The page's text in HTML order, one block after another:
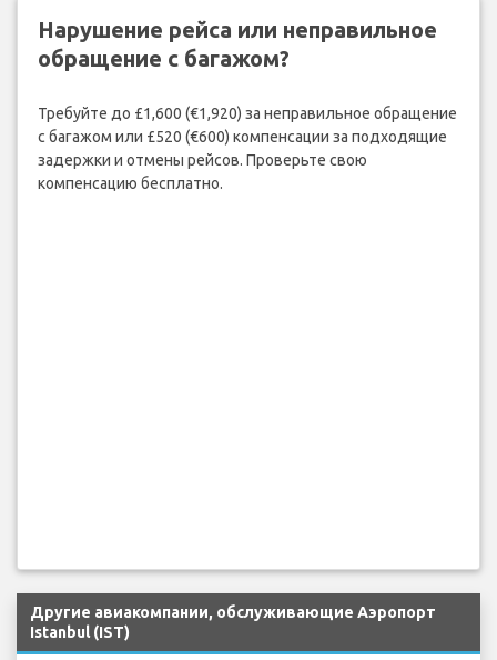
Нарушение рейса или неправильное
обращение с багажом?
Требуйте до £1,600 (€1,920) за неправильное обращение
с багажом или £520 (€600) компенсации за подходящие
задержки и отмены рейсов. Проверьте свою
компенсацию бесплатно.
Другие авиакомпании, обслуживающие Аэропорт
Istanbul (IST)